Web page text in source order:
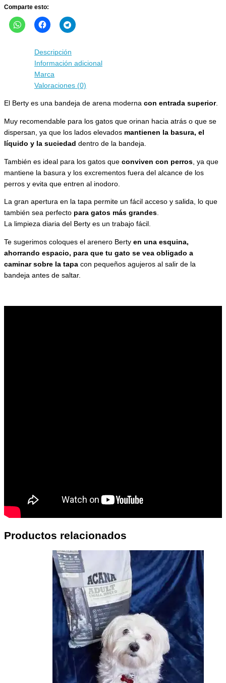
Comparte esto:
Descripción
Información adicional
Marca
Valoraciones (0)
El Berty es una bandeja de arena moderna con entrada superior.
Muy recomendable para los gatos que orinan hacia atrás o que se
dispersan, ya que los lados elevados mantienen la basura, el
líquido y la suciedad dentro de la bandeja.
También es ideal para los gatos que conviven con perros , ya que
mantiene la basura y los excrementos fuera del alcance de los
perros y evita que entren al inodoro.
La gran apertura en la tapa permite un fácil acceso y salida, lo que
también sea perfecto para gatos más grandes.
La limpieza diaria del Berty es un trabajo fácil.
Te sugerimos coloques el arenero Berty en una esquina,
ahorrando espacio, para que tu gato se vea obligado a
caminar sobre la tapa con pequeños agujeros al salir de la
bandeja antes de saltar.
Productos relacionados